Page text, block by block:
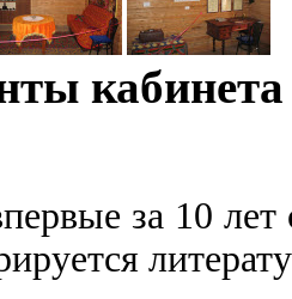
кабинета
за 10